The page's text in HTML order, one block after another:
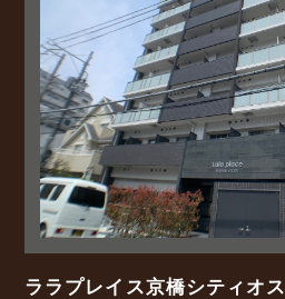
ララプレイス京橋シティオス